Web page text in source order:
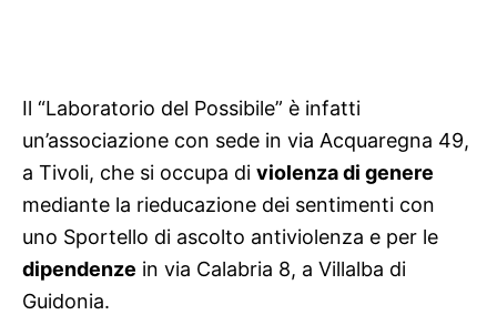
Il “Laboratorio del Possibile” è infatti
un’associazione con sede in via Acquaregna 49,
a Tivoli, che si occupa di violenza di genere
mediante la rieducazione dei sentimenti con
uno Sportello di ascolto antiviolenza e per le
dipendenze in via Calabria 8, a Villalba di
Guidonia.